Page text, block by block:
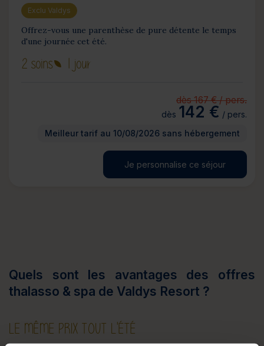
Exclu Valdys
Offrez-vous une parenthèse de pure détente le temps
d'une journée cet été.
2 soins 1 jour
dès 167 € / pers.
dès 142 € / pers.
Meilleur tarif au 10/08/2026 sans hébergement
Je personnalise ce séjour
Quels sont les avantages des offres
thalasso & spa de Valdys Resort ?
LE MÊME PRIX TOUT L'ÉTÉ